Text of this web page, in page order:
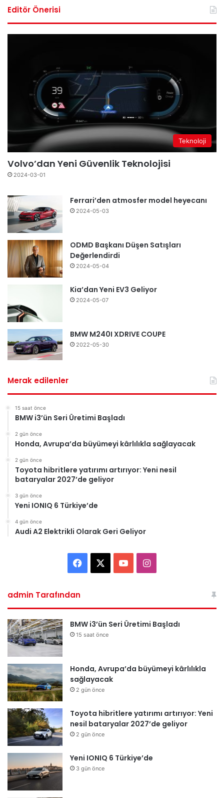
Editör Önerisi
Teknoloji
Volvo’dan Yeni Güvenlik Teknolojisi
2024-03-01
Ferrari’den atmosfer model heyecanı
2024-05-03
ODMD Başkanı Düşen Satışları
Değerlendirdi
2024-05-04
Kia’dan Yeni EV3 Geliyor
2024-05-07
BMW M240I XDRIVE COUPE
2022-05-30
Merak edilenler
15 saat önce
BMW i3’ün Seri Üretimi Başladı
2 gün önce
Honda, Avrupa’da büyümeyi kârlılıkla sağlayacak
2 gün önce
Toyota hibritlere yatırımı artırıyor: Yeni nesil
bataryalar 2027’de geliyor
3 gün önce
Yeni IONIQ 6 Türkiye’de
4 gün önce
Audi A2 Elektrikli Olarak Geri Geliyor
Facebook YouTubeInstagram
admin Tarafından
BMW i3’ün Seri Üretimi Başladı
15 saat önce
Honda, Avrupa’da büyümeyi kârlılıkla
sağlayacak
2 gün önce
Toyota hibritlere yatırımı artırıyor: Yeni
nesil bataryalar 2027’de geliyor
2 gün önce
Yeni IONIQ 6 Türkiye’de
3 gün önce